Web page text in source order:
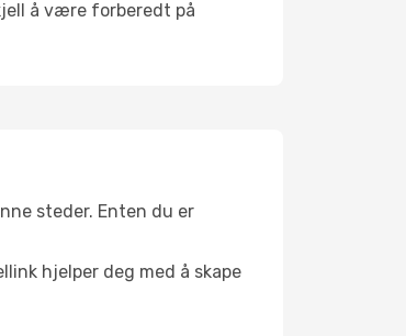
å være forberedt på
steder. Enten du er
hjelper deg med å skape